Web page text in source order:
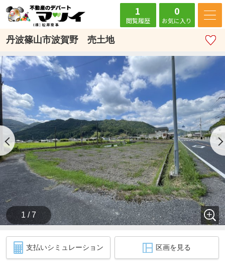
1
閲覧履歴
0
お気に入り
丹波篠山市波賀野 売土地
1 / 7
支払いシミュレーション 区画を見る